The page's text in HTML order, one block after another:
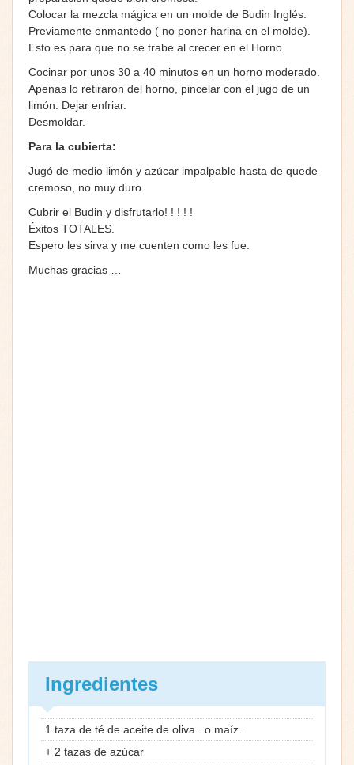
Colocar la mezcla mágica en un molde de Budin Inglés.
Previamente enmantedo ( no poner harina en el molde).
Esto es para que no se trabe al crecer en el Horno.
Cocinar por unos 30 a 40 minutos en un horno moderado.
Apenas lo retiraron del horno, pincelar con el jugo de un
limón. Dejar enfriar.
Desmoldar.
Para la cubierta:
Jugó de medio limón y azúcar impalpable hasta de quede
cremoso, no muy duro.
Cubrir el Budin y disfrutarlo! ! ! ! !
Éxitos TOTALES.
Espero les sirva y me cuenten como les fue.
Muchas gracias …
Ingredientes
1 taza de té de aceite de oliva ..o maíz.
+ 2 tazas de azúcar